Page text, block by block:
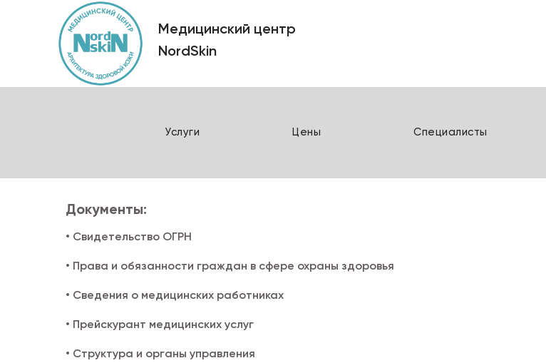
Медицинский центр
NordSkin
Услуги Цены Специалисты
Документы:
• Свидетельство ОГРН
• Права и обязанности граждан в сфере охраны здоровья
• Сведения о медицинских работниках
• Прейскурант медицинских услуг
• Структура и органы управления